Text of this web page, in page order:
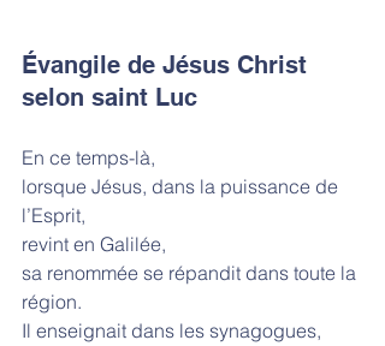
Évangile de Jésus Christ
selon saint Luc
En ce temps-là,
lorsque Jésus, dans la puissance de
l’Esprit,
revint en Galilée,
sa renommée se répandit dans toute la
région.
Il enseignait dans les synagogues,